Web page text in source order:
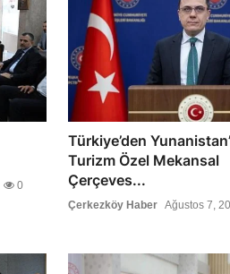
0
Türkiye’den
Turizm Özel Mekansal
Çerçeves...
Çerkezköy Haber Ağustos 7,